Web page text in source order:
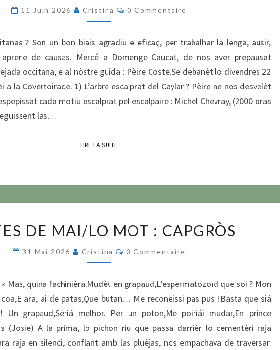
EN
OCCITAN…
11 Juin 2026 Cristina Commentaires
0 Commentaire
? Son un bon biais agradiu e eficaç, per trabalhar la lenga, ausir,
aprene de causas. Mercé a Domenge Caucat, de nos aver prepausat
occitana, e al nòstre guida : Pèire Coste.Se debanèt lo divendres 22
a la Covertoirade. 1) L’arbre escalprat del Caylar ? Pèire ne nos desvelèt
cada motiu escalprat pel escalpaire : Michel Chevray, (2000 oras
las…
LIRE LA SUITELIRE LA SUITE
DE
MAI/LO
MOT
CAPGRÒS
DE MAI/LO MOT : CAPGRÒS
31 Mai 2026 Cristina Commentaires
0 Commentaire
Mas, quina fachinièra,Mudèt en grapaud,L’espermatozoïd que soi ? Mon
ara, ai de patas,Que butan… Me reconeissi pas pus !Basta que siá
Un grapaud,Seriá melhor. Per un poton,Me poiriái mudar,En prince
(Josie) A la prima, lo pichon riu que passa darrièr lo cementèri raja
raja en silenci, conflant amb las pluèjas, nos empachava de traversar.